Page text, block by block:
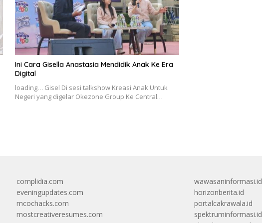
Ini Cara Gisella Anastasia Mendidik Anak Ke Era
Digital
loading… Gisel Di sesi talkshow Kreasi Anak Untuk
Negeri yang digelar Okezone Group Ke Central…
complidia.com
eveningupdates.com
mcochacks.com
mostcreativeresumes.com
wawasaninformasi.id
horizonberita.id
portalcakrawala.id
spektruminformasi.id